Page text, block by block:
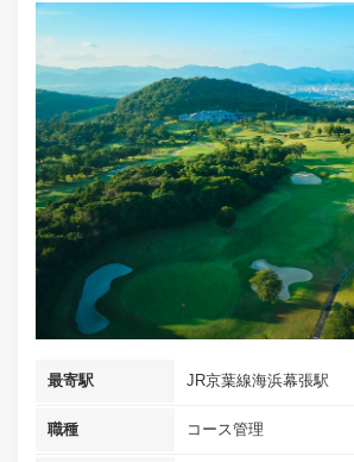
最寄駅 JR京葉線海浜幕張駅
職種 コース管理